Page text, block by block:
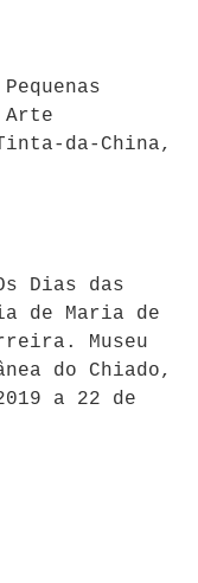
Arte
da-China,
Dias das
de Maria de
Museu
do Chiado,
a 22 de